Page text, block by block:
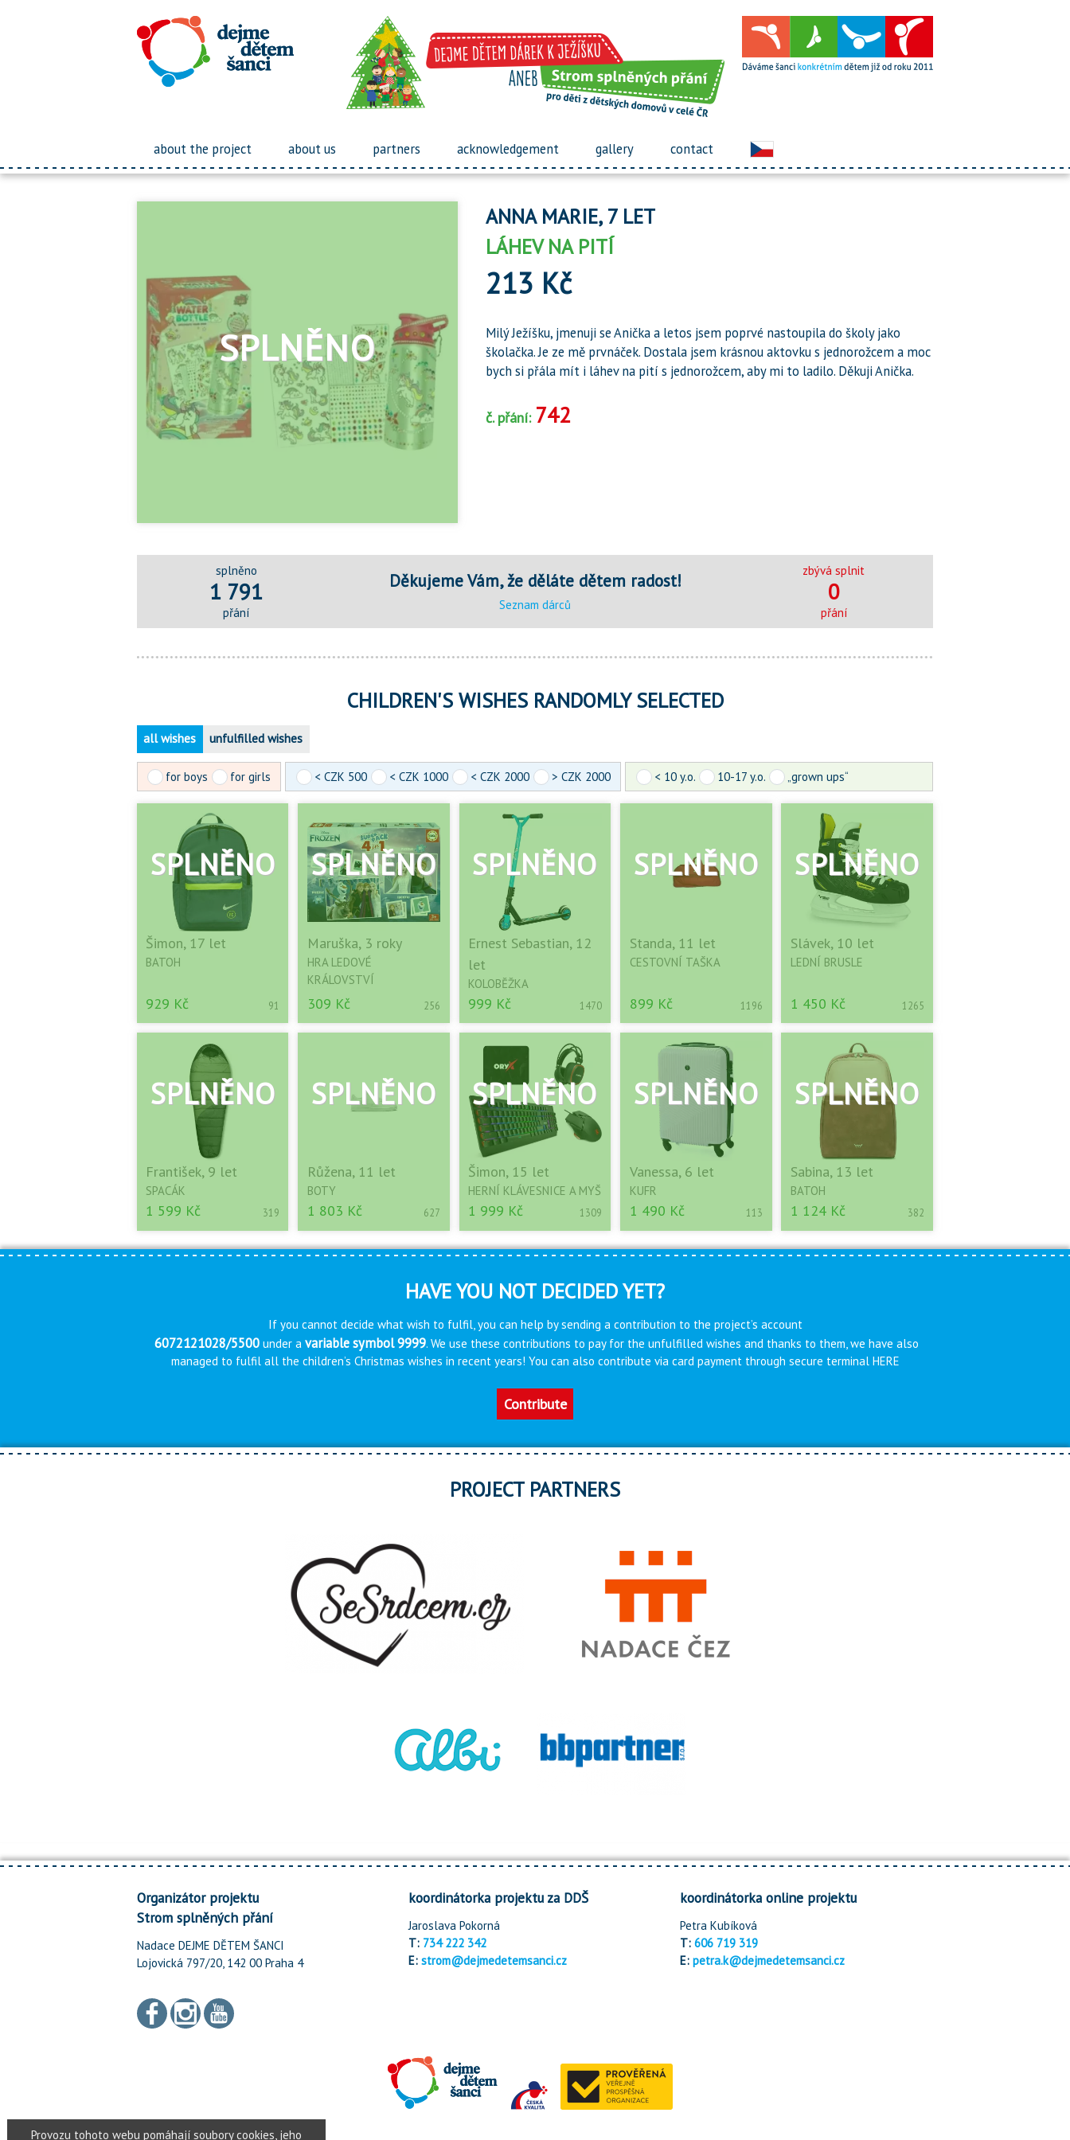
about the project about us partners acknowledgement gallery contact
ANNA MARIE, 7 LET
LÁHEV NA PITÍ
213 Kč
Milý Ježíšku, jmenuji se Anička a letos jsem poprvé nastoupila do školy jako
školačka. Je ze mě prvnáček. Dostala jsem krásnou aktovku s jednorožcem a moc
bych si přála mít i láhev na pití s jednorožcem, aby mi to ladilo. Děkuji Anička.
č. přání: 742
splněno
1 791
přání
Děkujeme Vám, že děláte dětem radost!
Seznam dárců
zbývá splnit
0
přání
CHILDREN'S WISHES RANDOMLY SELECTED
all wishes unfulfilled wishes
for boys for girls < CZK 500 < CZK 1000 < CZK 2000 > CZK 2000 < 10 y.o. 10-17 y.o. „grown ups“
Šimon, 17 let
BATOH
929 Kč 91
Maruška, 3 roky
HRA LEDOVÉ
KRÁLOVSTVÍ
309 Kč 256
Ernest Sebastian, 12
let
KOLOBĚŽKA
999 Kč 1470
Standa, 11 let
CESTOVNÍ TAŠKA
899 Kč 1196
Slávek, 10 let
LEDNÍ BRUSLE
1 450 Kč 1265
František, 9 let
SPACÁK
1 599 Kč 319
Růžena, 11 let
BOTY
1 803 Kč 627
Šimon, 15 let
HERNÍ KLÁVESNICE A MYŠ
1 999 Kč 1309
Vanessa, 6 let
KUFR
1 490 Kč 113
Sabina, 13 let
BATOH
1 124 Kč 382
HAVE YOU NOT DECIDED YET?
If you cannot decide what wish to fulfil, you can help by sending a contribution to the project’s account
6072121028/5500 under a variable symbol 9999. We use these contributions to pay for the unfulfilled wishes and thanks to them, we have also
managed to fulfil all the children’s Christmas wishes in recent years! You can also contribute via card payment through secure terminal HERE
Contribute
PROJECT PARTNERS
Organizátor projektu
Strom splněných přání
Nadace DEJME DĚTEM ŠANCI
Lojovická 797/20, 142 00 Praha 4
koordinátorka projektu za DDŠ
Jaroslava Pokorná
T: 734 222 342
E: strom@dejmedetemsanci.cz
koordinátorka online projektu
Petra Kubíková
T:606 719 319
E:petra.k@dejmedetemsanci.cz